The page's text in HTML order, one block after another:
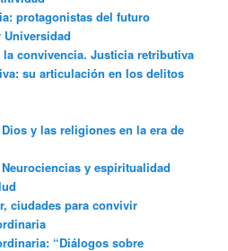
protagonistas del futuro
convivencia. Justicia retributiva
su articulación en los delitos
y las religiones en la era de
y espiritualidad
ciudades para convivir
“Diálogos sobre